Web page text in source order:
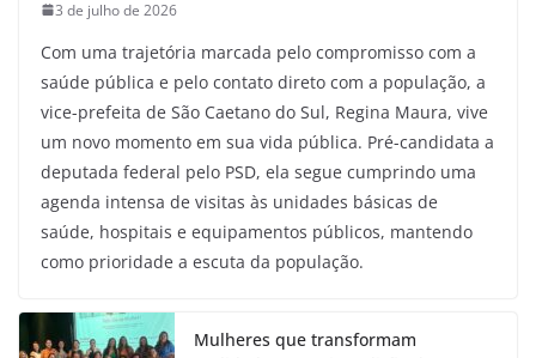
3 de julho de 2026
Com uma trajetória marcada pelo compromisso com a
saúde pública e pelo contato direto com a população, a
vice-prefeita de São Caetano do Sul, Regina Maura, vive
um novo momento em sua vida pública. Pré-candidata a
deputada federal pelo PSD, ela segue cumprindo uma
agenda intensa de visitas às unidades básicas de
saúde, hospitais e equipamentos públicos, mantendo
como prioridade a escuta da população.
Mulheres que transformam